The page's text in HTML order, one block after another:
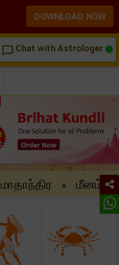
chat_bubble_outline Chat with Astrologer
மாதாந்திர »
மீனம்
DOWNLOAD NOW